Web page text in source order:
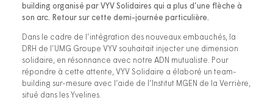
building organisé par VYV Solidaires qui a plus d’une flèche à
son arc. Retour sur cette demi-journée particulière.
Dans le cadre de l’intégration des nouveaux embauchés, la
DRH de l’UMG Groupe VYV souhaitait injecter une dimension
solidaire, en résonnance avec notre ADN mutualiste. Pour
répondre à cette attente, VYV Solidaire a élaboré un team-
building sur-mesure avec l’aide de l’Institut MGEN de la Verrière,
situé dans les Yvelines.